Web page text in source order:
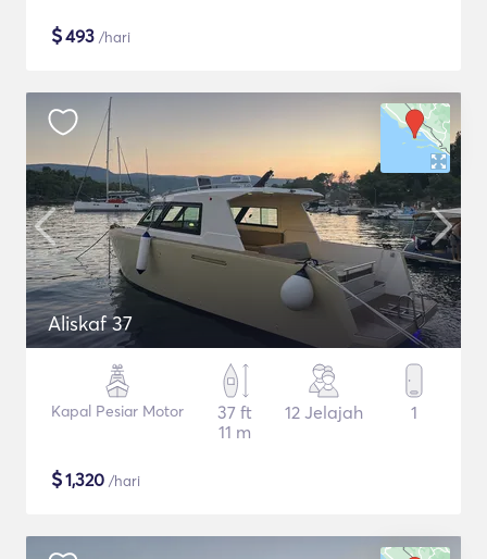
$493 /hari
Aliskaf 37
Kapal Pesiar Motor
37 ft
11 m
12 Jelajah 1
$1,320 /hari